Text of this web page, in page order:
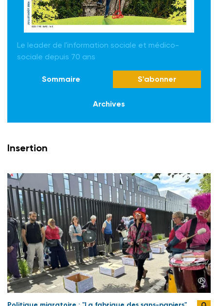
Le leader de l'information sociale et médico-
sociale depuis 70 ans
Sommaire S'abonner
Archives
Insertion